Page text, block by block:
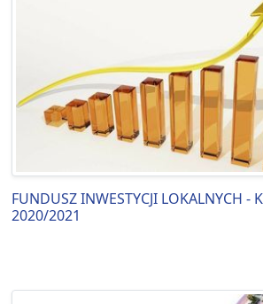
FUNDUSZ INWESTYCJI LOKALNYCH -
2020/2021